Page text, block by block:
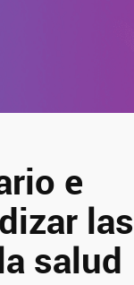
e
las
salud